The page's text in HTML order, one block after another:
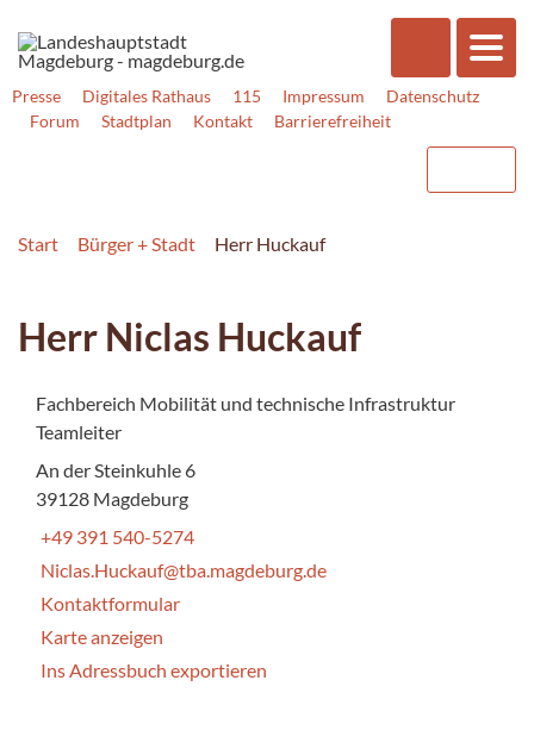
Presse Digitales Rathaus 115 Impressum
Datenschutz
Forum
Stadtplan Kontakt Barrierefreiheit
Start Bürger + Stadt Herr Huckauf
Herr Niclas Huckauf
Fachbereich Mobilität und technische Infrastruktur
Teamleiter
An der Steinkuhle 6
39128 Magdeburg
+49 391 540-5274
Niclas.Huckauf@tba.magdeburg.de
Kontaktformular
Karte anzeigen
Ins Adressbuch exportieren